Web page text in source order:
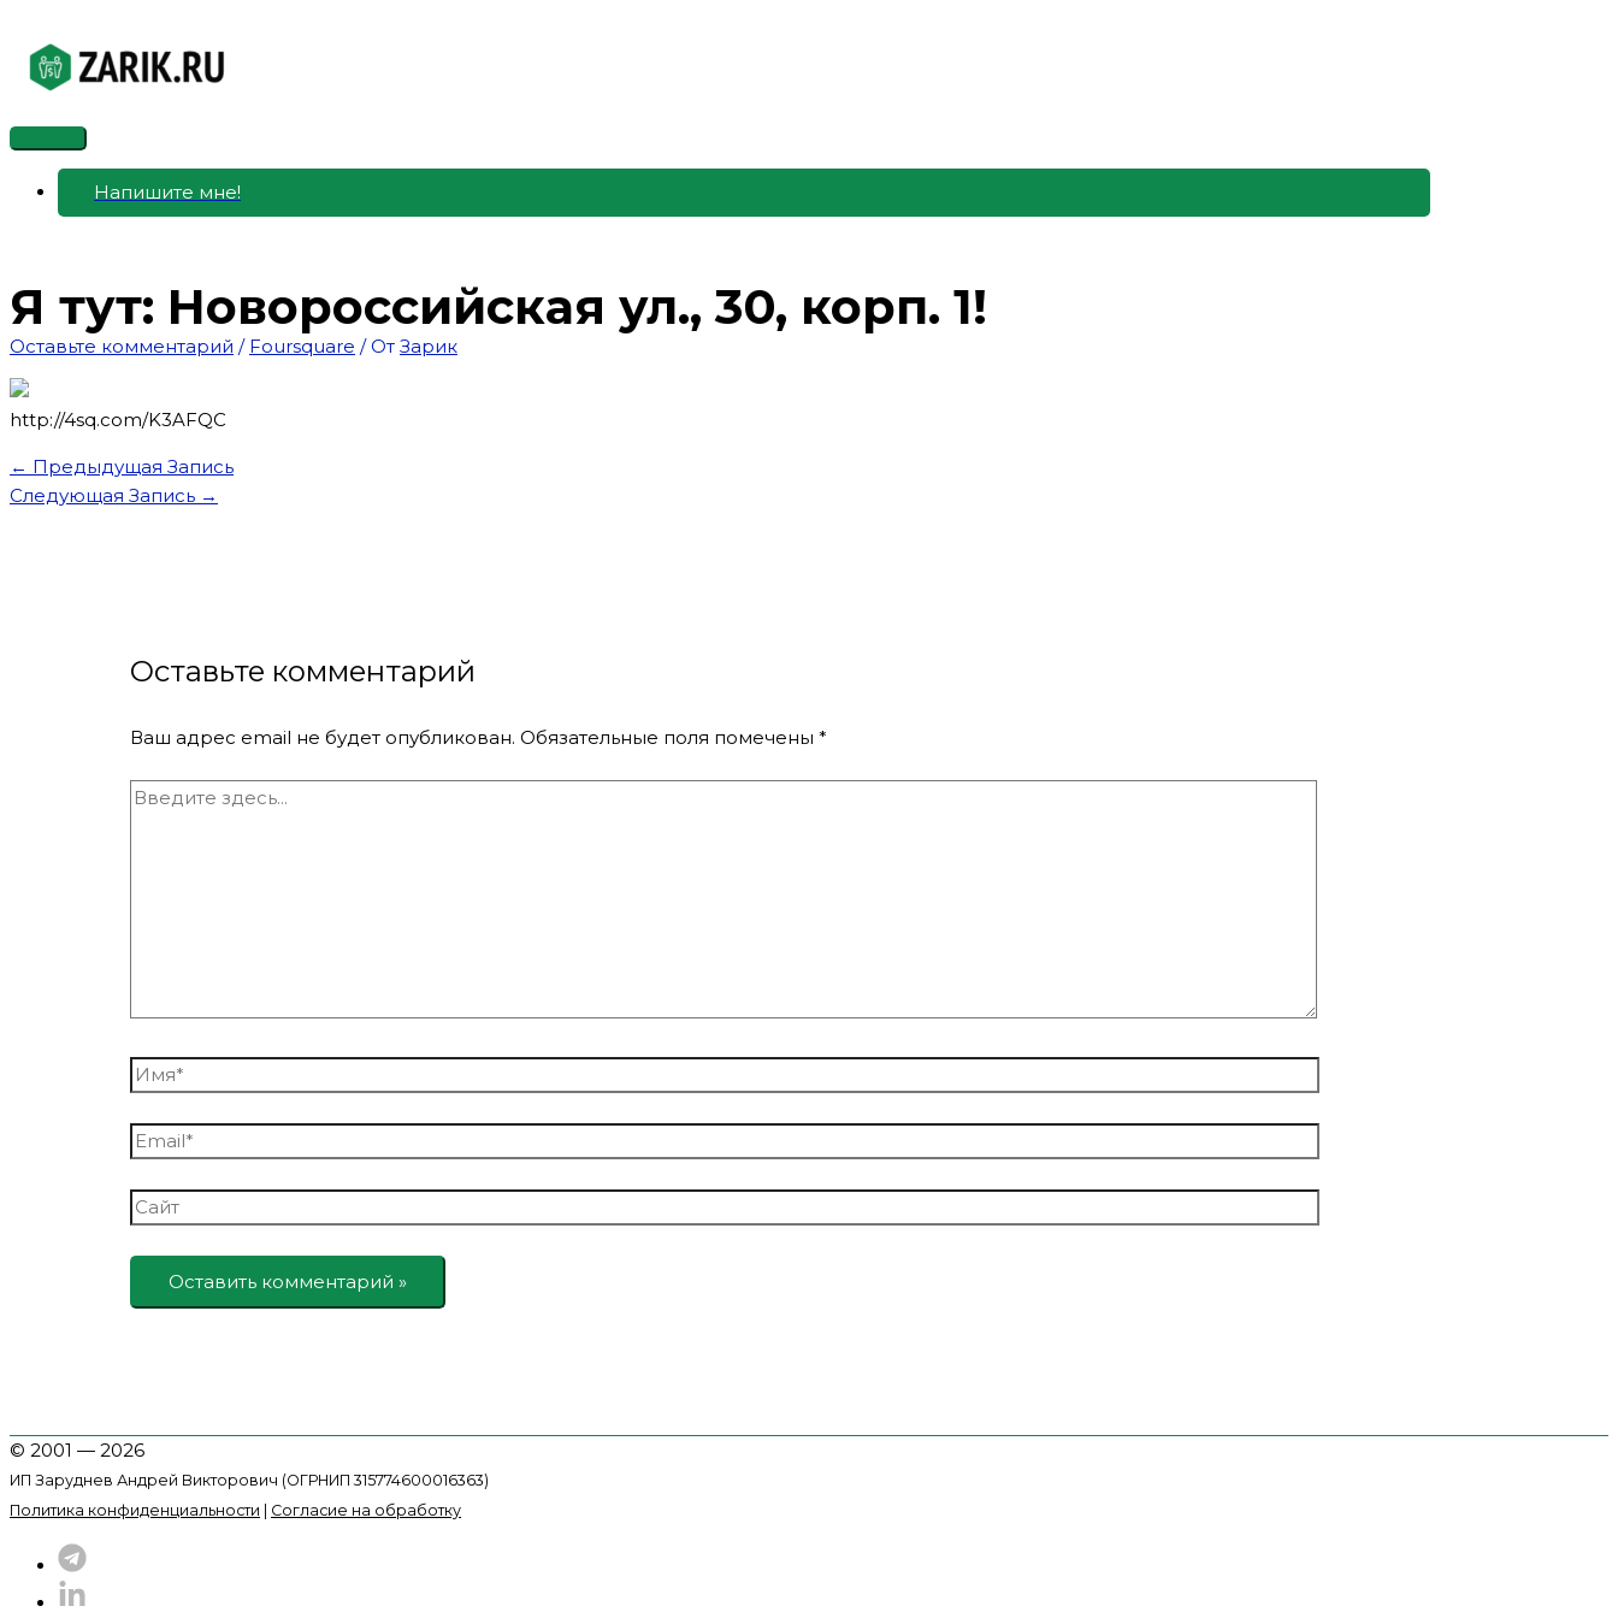
содержимому
Главное
меню
Напишите мне!
Я тут: Новороссийская ул., 30, корп. 1!
Оставьте комментарий / Foursquare / От Зарик
http://4sq.com/K3AFQC
← Предыдущая Запись
Следующая Запись →
Оставьте комментарий
Ваш адрес email не будет опубликован. Обязательные поля помечены*
Введите
Имя*
Email*
Сайт
© 2001 — 2026
ИП Заруднев Андрей Викторович (ОГРНИП 315774600016363)
Политика конфиденциальности
Согласие на обработку